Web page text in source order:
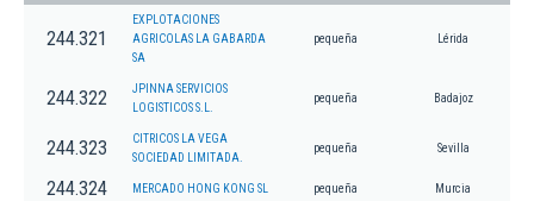
244.321
EXPLOTACIONES
AGRICOLAS LA GABARDA
SA
pequeña Lérida
244.322
JPINNA SERVICIOS
LOGISTICOS S.L.
pequeña Badajoz
244.323
CITRICOS LA VEGA
SOCIEDAD LIMITADA.
pequeña Sevilla
244.324 MERCADO HONG KONG SL pequeña Murcia